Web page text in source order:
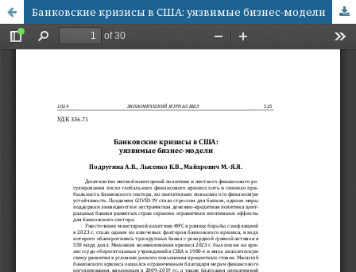
Банковские кризисы в США: уязвимые бизнес-модели